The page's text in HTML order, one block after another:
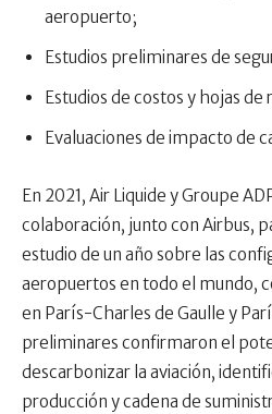
aeropuerto;
Estudios preliminares de
Estudios de costos y hojas de
Evaluaciones de impacto de
En 2021, Air Liquide y Groupe
colaboración, junto con Airbus,
estudio de un año sobre las
aeropuertos en todo el mundo,
en París-Charles de Gaulle y
preliminares confirmaron el
descarbonizar la aviación,
producción y cadena de